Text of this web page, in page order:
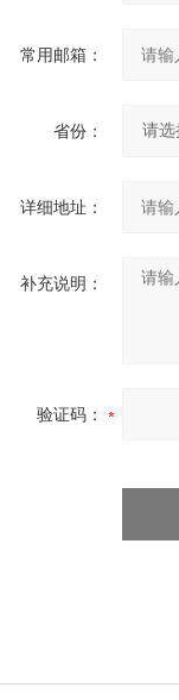
常用邮箱：
省份：
详细地址：
补充说明：
验证码：